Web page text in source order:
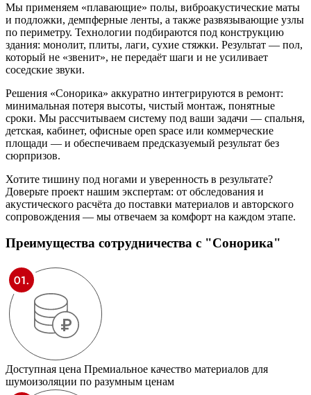
Мы применяем «плавающие» полы, виброакустические маты
и подложки, демпферные ленты, а также развязывающие узлы
по периметру. Технологии подбираются под конструкцию
здания: монолит, плиты, лаги, сухие стяжки. Результат — пол,
который не «звенит», не передаёт шаги и не усиливает
соседские звуки.
Решения «Сонорика» аккуратно интегрируются в ремонт:
минимальная потеря высоты, чистый монтаж, понятные
сроки. Мы рассчитываем систему под ваши задачи — спальня,
детская, кабинет, офисные open space или коммерческие
площади — и обеспечиваем предсказуемый результат без
сюрпризов.
Хотите тишину под ногами и уверенность в результате?
Доверьте проект нашим экспертам: от обследования и
акустического расчёта до поставки материалов и авторского
сопровождения — мы отвечаем за комфорт на каждом этапе.
Преимущества сотрудничества с "Сонорика"
Доступная цена Премиальное качество материалов для
шумоизоляции по разумным ценам